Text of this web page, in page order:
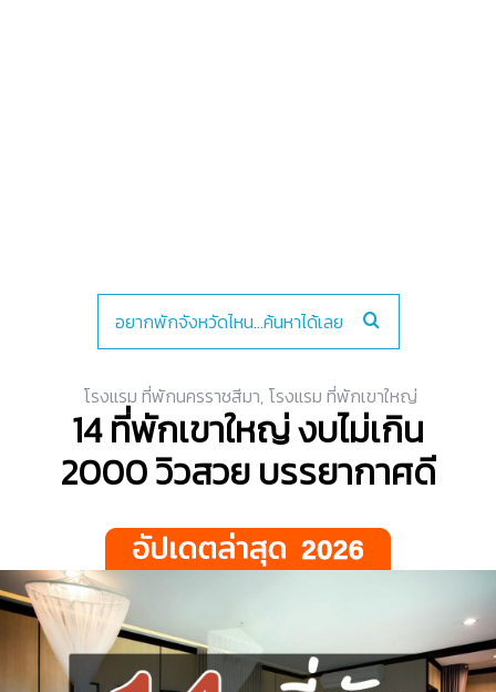
โรงแรม ที่พักนครราชสีมา, โรงแรม ที่พักเขาใหญ่
14 ที่พักเขาใหญ่ งบไม่เกิน
2000 วิวสวย บรรยากาศดี